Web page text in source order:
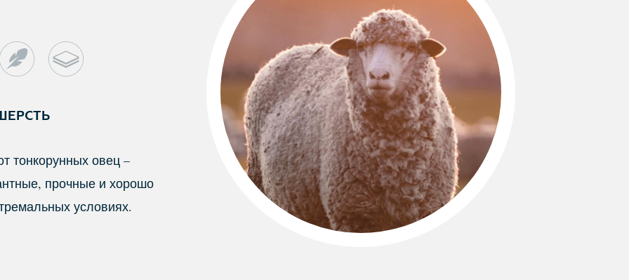
тонкорунных овец –
прочные и хорошо
условиях.